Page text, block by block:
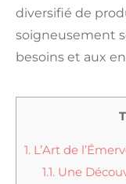
diversifié de
soigneusement
besoins et aux
1. L’Art de
1.1. Une